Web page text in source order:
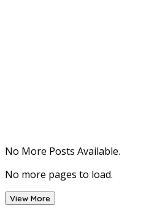
No More Posts Available.
No more pages to load.
View More